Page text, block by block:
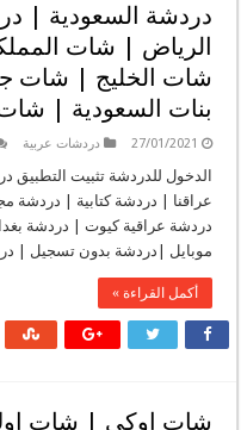
دردشة السعودية |
الرياض | شات
شات الخليج |
بنات السعودية |
27/01/2021 دردشات عربية
الدخول للدردشة تثبيت
عراقنا | دردشة كتابية | دردشة
دردشة عراقية كيوت | دردشة
موبايل |دردشة بدون تسجيل |
أكمل القراءة »